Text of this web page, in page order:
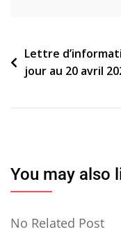
Navigation
de
Lettre
jour au 20 avril
You may also
No Related Post